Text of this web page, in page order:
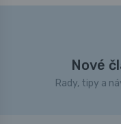
Nové
Rady, tipy a